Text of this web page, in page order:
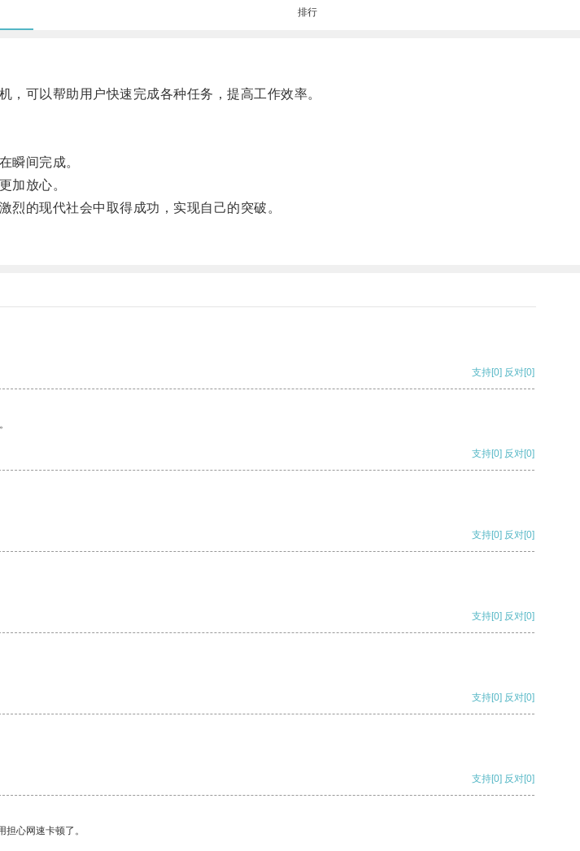
排行
可以帮助用户快速完成各种任务，提高工作效率。
瞬间完成。
加放心。
的现代社会中取得成功，实现自己的突破。
支持[0] 反对[0]
支持[0] 反对[0]
支持[0] 反对[0]
支持[0] 反对[0]
支持[0] 反对[0]
支持[0] 反对[0]
心网速卡顿了。